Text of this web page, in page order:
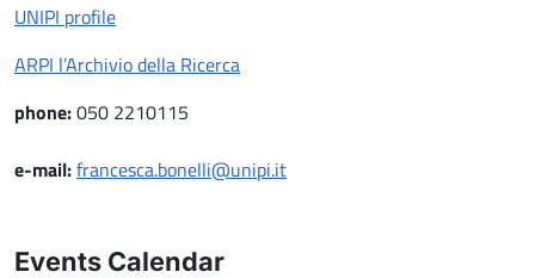
UNIPI profile
ARPI l’Archivio della Ricerca
phone:050 2210115
e-mail:francesca.bonelli@unipi.it
Events Calendar